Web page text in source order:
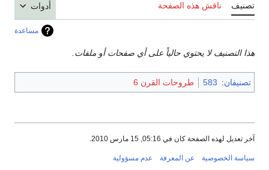
تصنيف ناقش هذه الصفحة أدوات
مساعدة
هذا التصنيف لا يحتوي حالياً على أي صفحات أو ملفات.
تصنيفان:
583 طروحات القرن 6
آخر تعديل لهذه الصفحة كان في 05:16, 15 مارس 2010.
سياسة الخصوصية عن المعرفة عدم مسؤولية